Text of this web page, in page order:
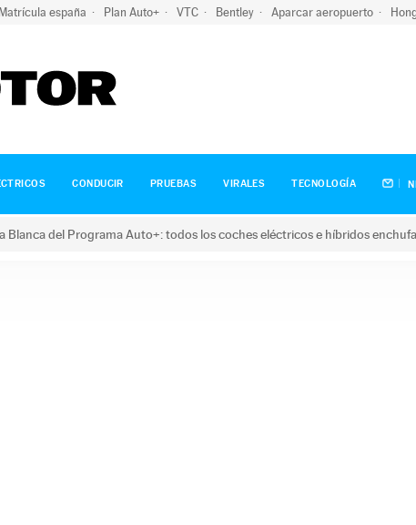
Matrícula españa Plan Auto+ VTC Bentley Aparcar aeropuerto
CONDUCIR PRUEBAS VIRALES TECNOLOGÍA
Blanca del Programa Auto+: todos los coches eléctricos e híbridos